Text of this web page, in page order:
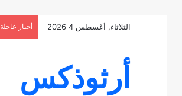
الثلاثاء, أغسطس 4 2026 أخبار عاجلة
أرثوذكس